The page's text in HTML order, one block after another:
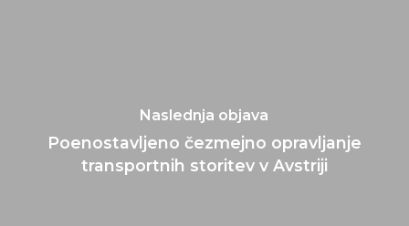
Naslednja objava
Poenostavljeno čezmejno opravljanje
transportnih storitev v Avstriji